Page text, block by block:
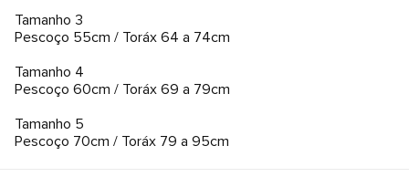
Tamanho 3
Pescoço 55cm / Toráx 64 a 74cm
Tamanho 4
Pescoço 60cm / Toráx 69 a 79cm
Tamanho 5
Pescoço 70cm / Toráx 79 a 95cm